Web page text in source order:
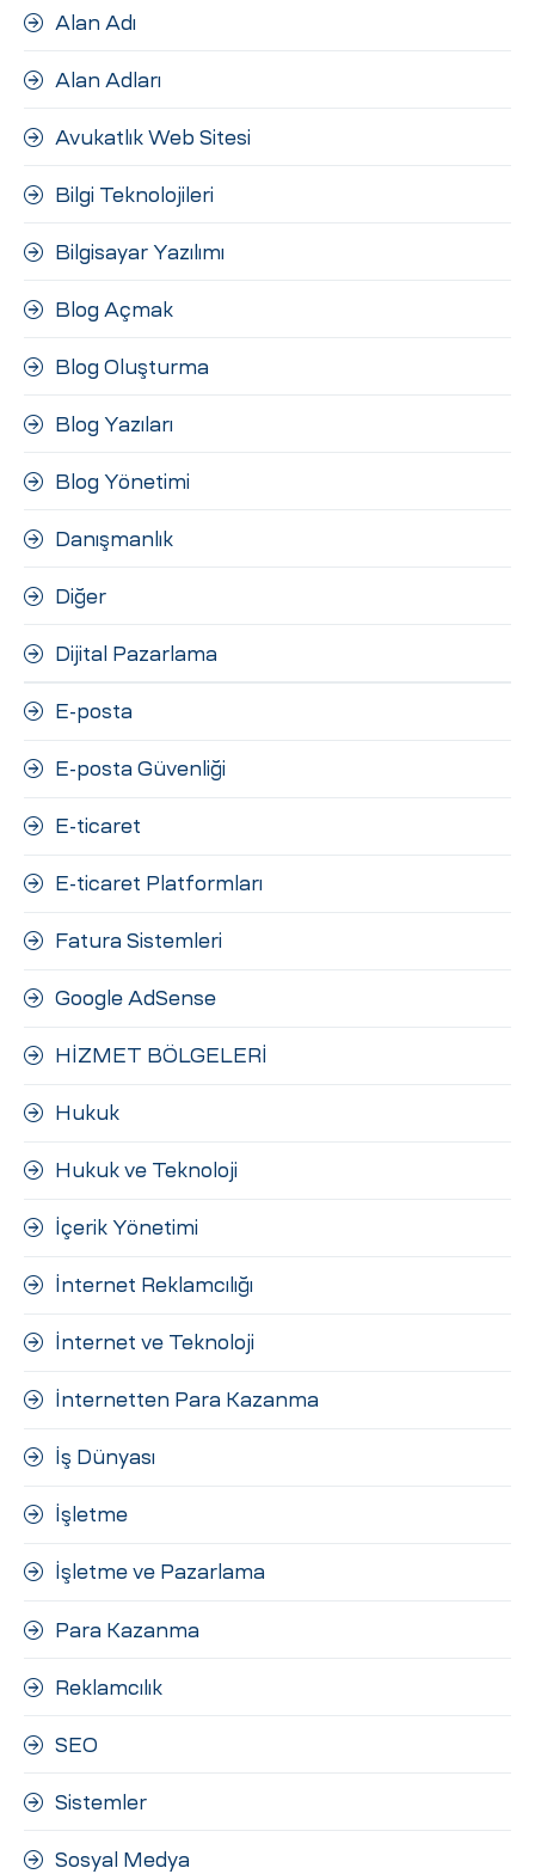
Alan Adı
Alan Adları
Avukatlık Web Sitesi
Bilgi Teknolojileri
Bilgisayar Yazılımı
Blog Açmak
Blog Oluşturma
Blog Yazıları
Blog Yönetimi
Danışmanlık
Diğer
Dijital Pazarlama
E-posta
E-posta Güvenliği
E-ticaret
E-ticaret Platformları
Fatura Sistemleri
Google AdSense
HİZMET BÖLGELERİ
Hukuk
Hukuk ve Teknoloji
İçerik Yönetimi
İnternet Reklamcılığı
İnternet ve Teknoloji
İnternetten Para Kazanma
İş Dünyası
İşletme
İşletme ve Pazarlama
Para Kazanma
Reklamcılık
SEO
Sistemler
Sosyal Medya